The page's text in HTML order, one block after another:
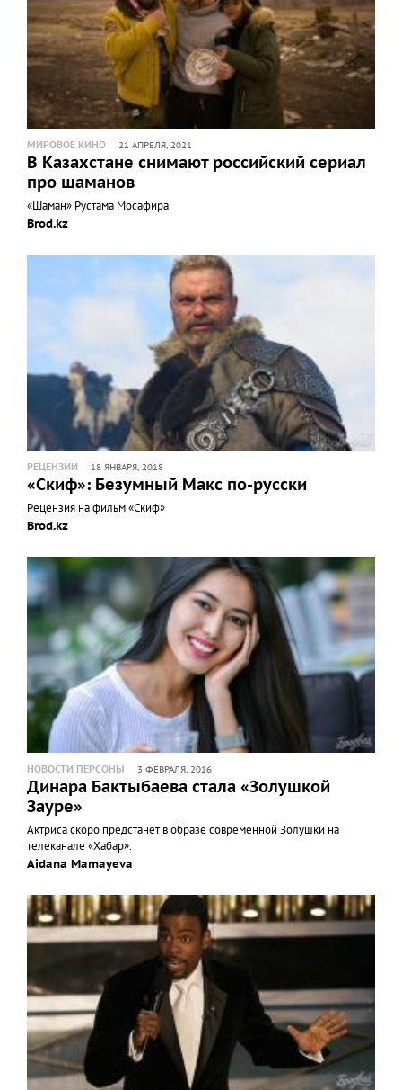
МИРОВОЕ КИНО 21 АПРЕЛЯ, 2021
В Казахстане снимают российский сериал
про шаманов
«Шаман» Рустама Мосафира
Brod.kz
РЕЦЕНЗИИ 18 ЯНВАРЯ, 2018
«Скиф»: Безумный Макс по-русски
Рецензия на фильм «Скиф»
Brod.kz
НОВОСТИ ПЕРСОНЫ 3 ФЕВРАЛЯ, 2016
Динара Бактыбаева стала «Золушкой
Зауре»
Актриса скоро предстанет в образе современной Золушки на
телеканале «Хабар».
Aidana Mamayeva